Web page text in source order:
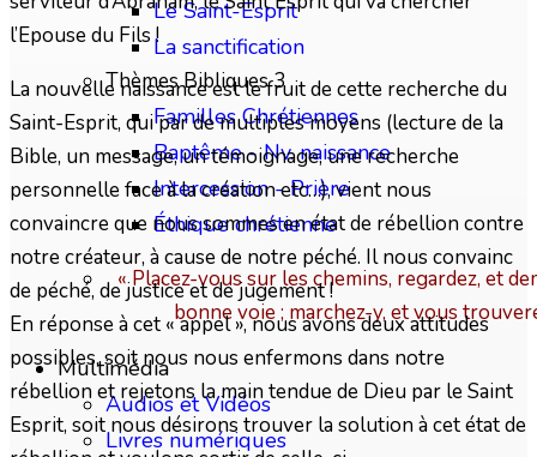
Le Saint-Esprit
La sanctification
Thèmes Bibliques 3
Familles Chrétiennes
Baptême - Nv. naissance
Intercession - Prière
Éthique chrétienne
« Placez-vous sur les chemins, regardez, et
bonne voie ; marchez-y, et vous
Multimédia
Audios et Vidéos
Livres numériques
l’Epouse du Fils !
La nouvelle naissance est le fruit de cette recherche du
Saint-Esprit, qui par de multiples moyens (lecture de la
Bible, un message, un témoignage, une recherche
personnelle face à la création etc…), vient nous
convaincre que nous sommes en état de rébellion contre
notre créateur, à cause de notre péché. Il nous convainc
de péché, de justice et de jugement !
En réponse à cet « appel », nous avons deux attitudes
possibles, soit nous nous enfermons dans notre
rébellion et rejetons la main tendue de Dieu par le Saint
Esprit, soit nous désirons trouver la solution à cet état de